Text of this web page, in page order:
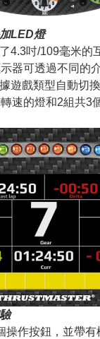
LED燈
4.3吋/109毫米的
器可透過不同的
遊戲類型自動切
速的燈和2組共3
操作按鈕，並帶